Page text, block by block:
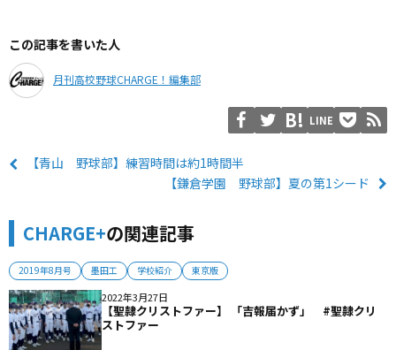
この記事を書いた人
月刊高校野球CHARGE！編集部
LINE
【青山 野球部】練習時間は約1時間半
【鎌倉学園 野球部】夏の第1シード
CHARGE+の関連記事
2019年8月号 墨田工 学校紹介 東京版
2022年3月27日
【聖隷クリストファー】 「吉報届かず」 #聖隷クリ
ストファー